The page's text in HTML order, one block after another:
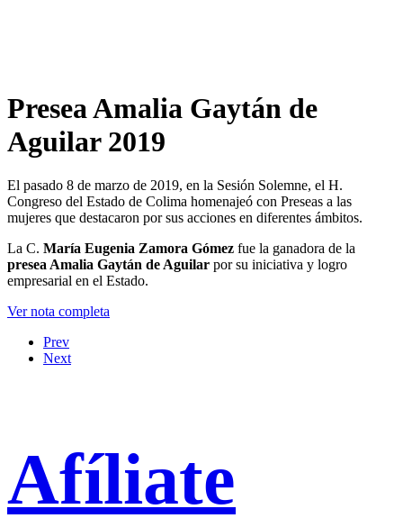
Presea Amalia Gaytán de
Aguilar 2019
El pasado 8 de marzo de 2019, en la Sesión Solemne, el H.
Congreso del Estado de Colima homenajeó con Preseas a las
mujeres que destacaron por sus acciones en diferentes ámbitos.
La C. María Eugenia Zamora Gómez fue la ganadora de la
presea Amalia Gaytán de Aguilar por su iniciativa y logro
empresarial en el Estado.
Ver nota completa
Prev
Next
Afíliate